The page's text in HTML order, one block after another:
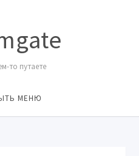
то путаете
МЕНЮ